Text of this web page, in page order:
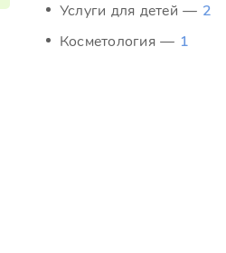
Услуги для детей — 2
Косметология — 1